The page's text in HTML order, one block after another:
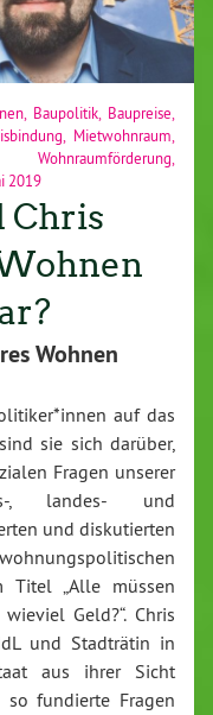
Baupolitik Baupreise
Mietwohnraum
Wohnraumförderung
2019
Chris
Wohnen
auf das
sie sich darüber,
Fragen unserer
, landes- und
und diskutierten
Titel „Alle müssen
Geld?“. Chris
und Stadträtin in
aus ihrer Sicht
fundierte Fragen